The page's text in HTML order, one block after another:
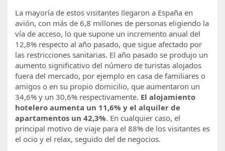
La mayoría de estos visitantes llegaron a España en
avión, con más de 6,8 millones de personas eligiendo la
vía de acceso, lo que supone un incremento anual del
12,8% respecto al año pasado, que sigue afectado por
las restricciones sanitarias. El año pasado se produjo un
aumento significativo del número de turistas alojados
fuera del mercado, por ejemplo en casa de familiares o
amigos o en su propio domicilio, que aumentaron un
34,6% y un 30,6% respectivamente. El alojamiento
hotelero aumenta un 11,6% y el alquiler de
apartamentos un 42,3%. En cualquier caso, el
principal motivo de viaje para el 88% de los visitantes es
el ocio y el relax, seguido del de negocios.